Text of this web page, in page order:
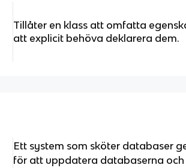
Tillåter en klass att omfatta
att explicit behöva deklarera dem.
Ett system som sköter databaser
för att uppdatera databaserna